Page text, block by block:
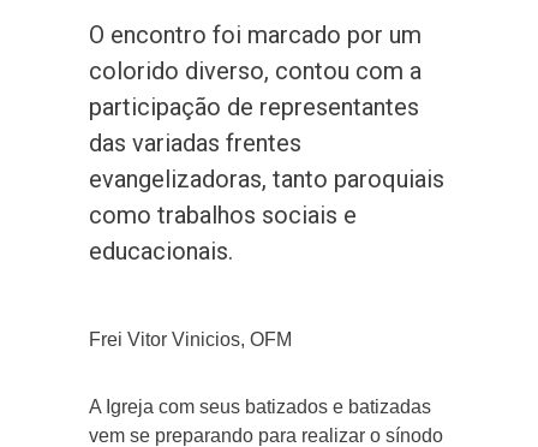
O encontro foi marcado por um
colorido diverso, contou com a
participação de representantes
das variadas frentes
evangelizadoras, tanto paroquiais
como trabalhos sociais e
educacionais.
Frei Vitor Vinicios, OFM
A Igreja com seus batizados e batizadas
vem se preparando para realizar o sínodo